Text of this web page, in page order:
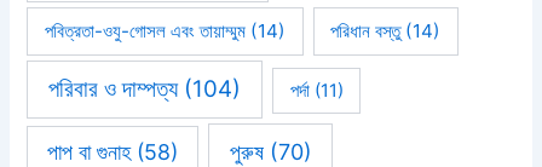
পবিত্রতা-ওযু-গোসল এবং তায়াম্মুম (14) পরিধান বস্তু(14)
পরিবার ও দাম্পত্য(104) পর্দা(11)
পাপ বা গুনাহ(58) পুরুষ(70)